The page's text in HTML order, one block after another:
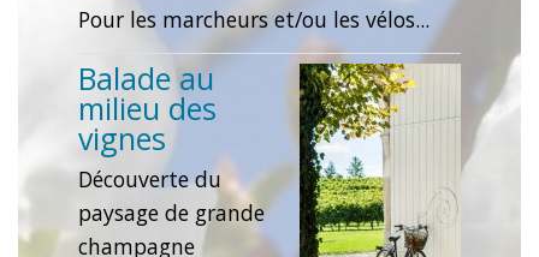
Pour les marcheurs et/ou les vélos...
Balade au
milieu des
vignes
Découverte du
paysage de grande
champagne